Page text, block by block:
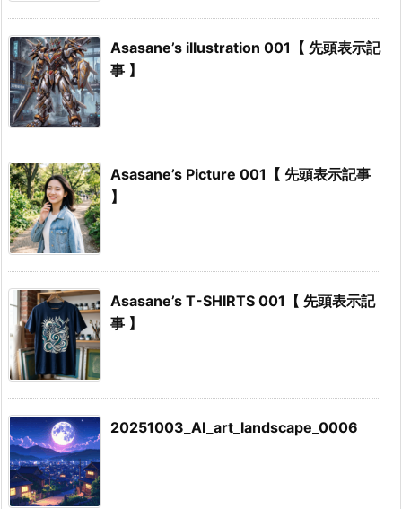
Asasane’s illustration 001【 先頭表示記
事 】
Asasane’s Picture 001【 先頭表示記事
】
Asasane’s T-SHIRTS 001【 先頭表示記
事 】
20251003_AI_art_landscape_0006